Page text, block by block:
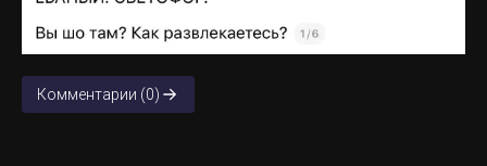
Комментарии (0)